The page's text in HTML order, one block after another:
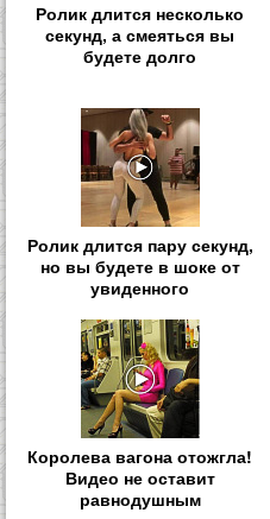
Ролик длится несколько
секунд, а смеяться вы
будете долго
Ролик длится пару секунд,
но вы будете в шоке от
увиденного
Королева вагона отожгла!
Видео не оставит
равнодушным